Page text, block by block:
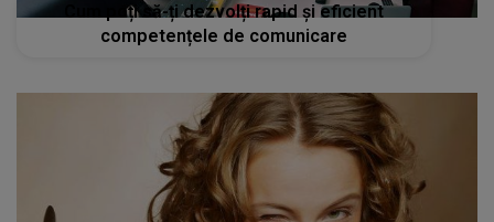
Cum poți să-ți dezvolți rapid și eficient
competențele de comunicare